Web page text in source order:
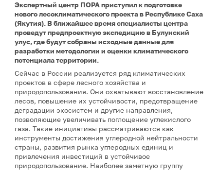
Экспертный центр ПОРА приступил к подготовке
нового лесоклиматического проекта в Республике Саха
(Якутия). В ближайшее время специалисты центра
проведут предпроектную экспедицию в Булунский
улус, где будут собраны исходные данные для
разработки методологии и оценки климатического
потенциала территории.
Сейчас в России реализуется ряд климатических
проектов в сфере лесного хозяйства и
природопользования. Они охватывают восстановление
лесов, повышение их устойчивости, предотвращение
деградации экосистем и другие направления,
позволяющие увеличивать поглощение углекислого
газа. Такие инициативы рассматриваются как
инструменты достижения углеродной нейтральности
страны, развития рынка углеродных единиц и
привлечения инвестиций в устойчивое
природопользование. Наиболее заметную группу